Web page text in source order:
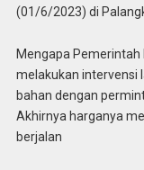
(01/6/2023) di
Mengapa Pemerintah
melakukan intervensi
bahan dengan
Akhirnya harganya
berjalan